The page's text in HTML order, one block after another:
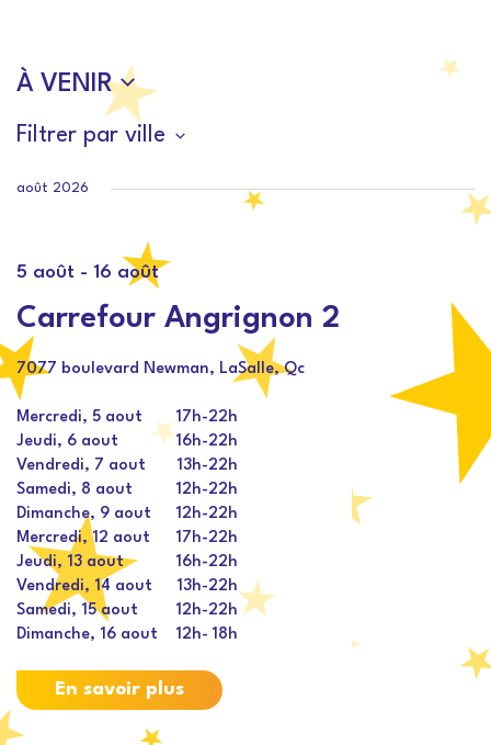
À VENIR
Sélectionnez
une
Filtrer par ville
août 2026
5 août - 16 août
Carrefour Angrignon 2
7077 boulevard Newman, LaSalle, Qc
Mercredi, 5 aout 17h-22h
Jeudi, 6 aout
16h-22h
Vendredi, 7 aout
13h-22h
Samedi, 8 aout
12h-22h
Dimanche, 9 aout
12h-22h
Mercredi, 12 aout
17h-22h
Jeudi, 13 aout
16h-22h
Vendredi, 14 aout
13h-22h
Samedi, 15 aout
12h-22h
Dimanche, 16 aout
12h- 18h
En savoir plus